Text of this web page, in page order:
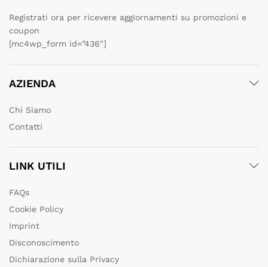
Registrati ora per ricevere aggiornamenti su promozioni e
coupon
[mc4wp_form id=”436″]
AZIENDA
Chi Siamo
Contatti
LINK UTILI
FAQs
Cookie Policy
Imprint
Disconoscimento
Dichiarazione sulla Privacy